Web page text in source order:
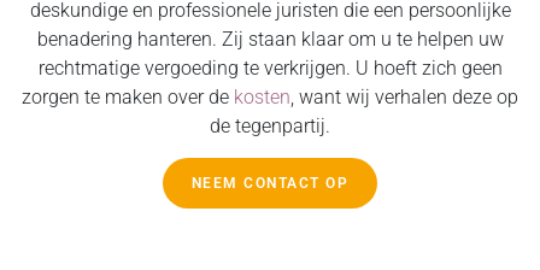
deskundige en professionele juristen die een persoonlijke
benadering hanteren. Zij staan klaar om u te helpen uw
rechtmatige vergoeding te verkrijgen. U hoeft zich geen
zorgen te maken over de kosten, want wij verhalen deze op
de tegenpartij.
NEEM CONTACT OP